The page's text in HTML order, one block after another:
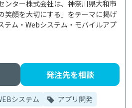
ンター株式会社は、神奈川県大和市
笑顔を大切にする」をテーマに掲げ
テム・Webシステム・モバイルアプ
発注先を相談
システム アプリ開発